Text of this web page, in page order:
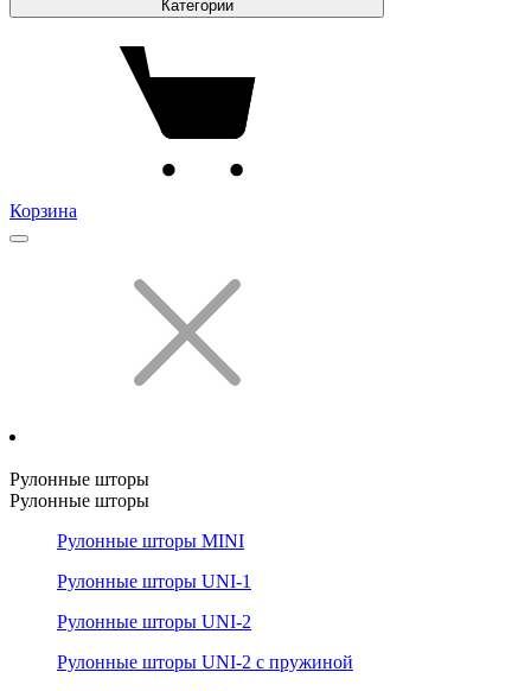
Категории
Корзина
Рулонные шторы
Рулонные шторы
Рулонные шторы MINI
Рулонные шторы UNI-1
Рулонные шторы UNI-2
Рулонные шторы UNI-2 с пружиной